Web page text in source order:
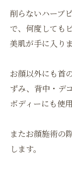
削らないハーブ
で、何度しても
美肌が手に入りま
お顔以外にも首
ずみ、背中・デ
ボディーにも使
またお顔施術の
します。